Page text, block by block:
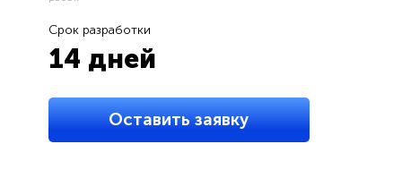
Срок разработки
14 дней
Оставить заявку